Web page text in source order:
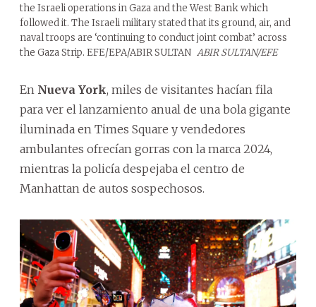
the Israeli operations in Gaza and the West Bank which
followed it. The Israeli military stated that its ground, air, and
naval troops are ‘continuing to conduct joint combat’ across
the Gaza Strip. EFE/EPA/ABIR SULTAN ABIR SULTAN/EFE
En Nueva York, miles de visitantes hacían fila
para ver el lanzamiento anual de una bola gigante
iluminada en Times Square y vendedores
ambulantes ofrecían gorras con la marca 2024,
mientras la policía despejaba el centro de
Manhattan de autos sospechosos.